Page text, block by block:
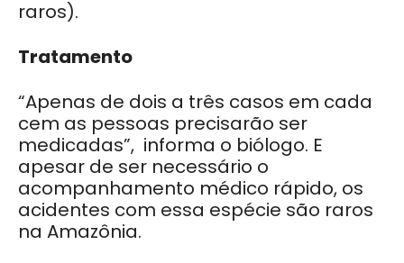
raros).
Tratamento
“Apenas de dois a três casos em cada
cem as pessoas precisarão ser
medicadas”, informa o biólogo. E
apesar de ser necessário o
acompanhamento médico rápido, os
acidentes com essa espécie são raros
na Amazônia.